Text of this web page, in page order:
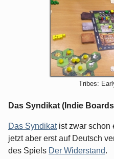
Tribes:
Das Syndikat (Indie
Das Syndikatist zwar schon
jetzt aber erst auf Deutsch
des Spiels Der Widerstand.